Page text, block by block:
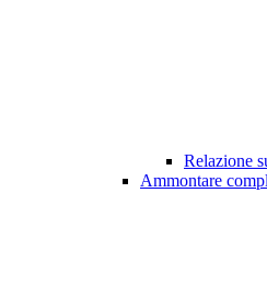
Relazione
Ammontare